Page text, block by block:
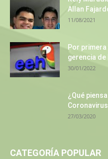
Allan
11/08/2021
Por
gerencia de
30/01/2022
¿Qué
27/03/2020
CATEGORÍA POPULAR